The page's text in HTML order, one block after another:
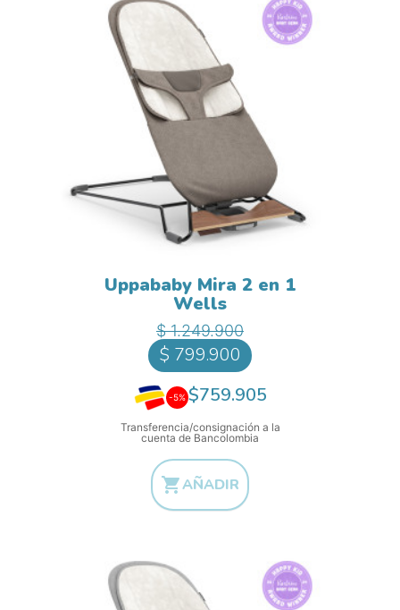
Uppababy Mira 2 en 1
WellsPrecio base
$ 1.249.900
$ 799.900
-5% $759.905
Transferencia/consignación a la
cuenta de Bancolombia
AÑADIR